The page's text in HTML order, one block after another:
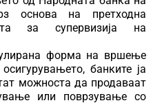
основа на претходна
за супервизија на
форма на вршење
банките ја
можноста да продаваат
или поврзување со